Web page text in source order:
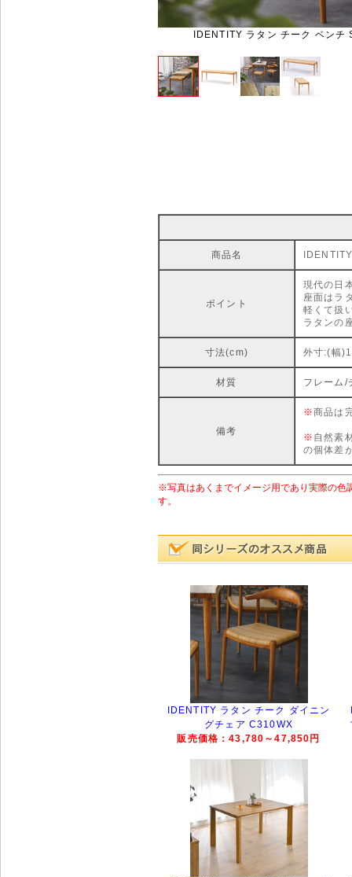
IDENTITY ラタン チーク ベンチ
商品名
ポイント
現代の日
座面はラ
軽くて扱
ラタンの
寸法(cm) 外寸:(幅
材質 フレーム/
備考
※商品は
※ 自然素
の個体差
※写真はあくまでイメージ用であり実際の色
す。
IDENTITY ラタン チーク ダイニン
グチェア C310WX
販売価格：43,780～47,850円